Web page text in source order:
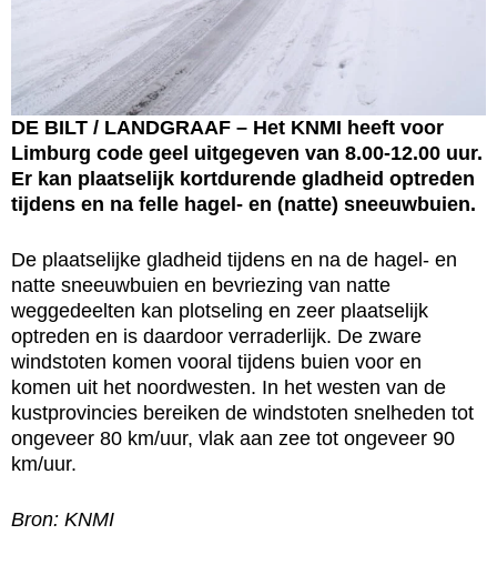
DE BILT / LANDGRAAF – Het KNMI heeft voor
Limburg code geel uitgegeven van 8.00-12.00 uur.
Er kan plaatselijk kortdurende gladheid optreden
tijdens en na felle hagel- en (natte) sneeuwbuien.
De plaatselijke gladheid tijdens en na de hagel- en
natte sneeuwbuien en bevriezing van natte
weggedeelten kan plotseling en zeer plaatselijk
optreden en is daardoor verraderlijk. De zware
windstoten komen vooral tijdens buien voor en
komen uit het noordwesten. In het westen van de
kustprovincies bereiken de windstoten snelheden tot
ongeveer 80 km/uur, vlak aan zee tot ongeveer 90
km/uur.
Bron: KNMI